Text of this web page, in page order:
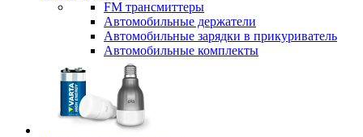
FM трансмиттеры
Автомобильные держатели
Автомобильные зарядки в прикуриватель
Автомобильные комплекты